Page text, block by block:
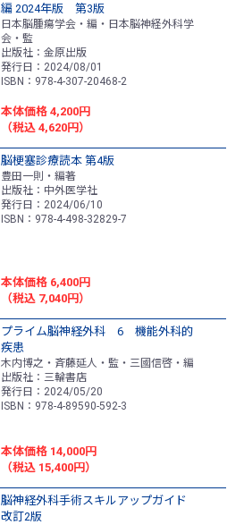
編 2024年版 第3版
日本脳腫瘍学会・編・日本脳神経外科学
会・監
出版社：金原出版
発行日：2024/08/01
ISBN：978-4-307-20468-2
本体価格 4,200円
（税込 4,620円）
脳梗塞診療読本 第4版
豊田一則・編著
出版社：中外医学社
発行日：2024/06/10
ISBN：978-4-498-32829-7
本体価格 6,400円
（税込 7,040円）
プライム脳神経外科 6 機能外科的
疾患
木内博之・斉藤延人・監・三國信啓・編
出版社：三輪書店
発行日：2024/05/20
ISBN：978-4-89590-592-3
本体価格 14,000円
（税込 15,400円）
脳神経外科手術スキルアップガイド
改訂2版